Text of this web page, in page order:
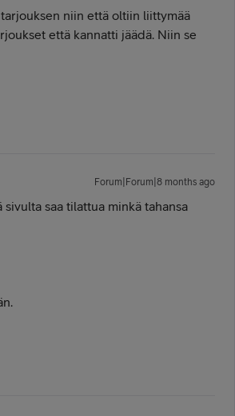
niin että oltiin liittymää
että kannatti jäädä. Niin se
Forum|Forum|8 months ago
saa tilattua minkä tahansa